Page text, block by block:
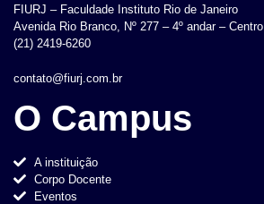
FIURJ – Faculdade Instituto Rio de Janeiro
Avenida Rio Branco, Nº 277 – 4º andar – Centro
(21) 2419-6260
contato@fiurj.com.br
O Campus
A instituição
Corpo Docente
Eventos